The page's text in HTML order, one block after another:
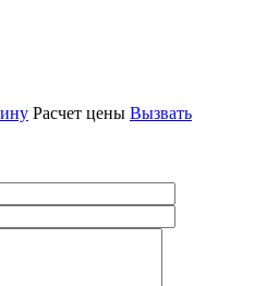
Расчет цены Вызвать